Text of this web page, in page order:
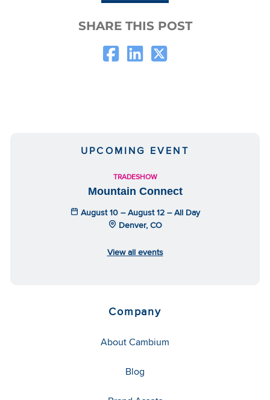
SHARE THIS POST
UPCOMING EVENT
TRADESHOW
Mountain Connect
August 10 – August 12 – All Day
Denver, CO
View all events
Company
About Cambium
Blog